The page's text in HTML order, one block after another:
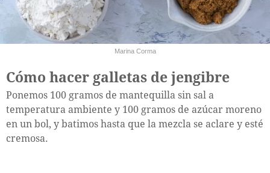
Marina Corma
Cómo hacer galletas de jengibre
Ponemos 100 gramos de mantequilla sin sal a
temperatura ambiente y 100 gramos de azúcar moreno
en un bol, y batimos hasta que la mezcla se aclare y esté
cremosa.